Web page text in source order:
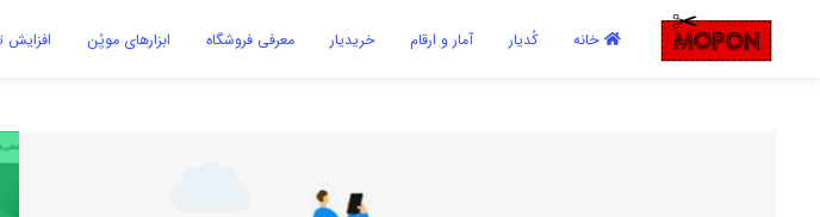
خانه کُدیار آمار و ارقام خریدیار معرفی فروشگاه ابزارهای موپُن افزایش اشتراک گذاری